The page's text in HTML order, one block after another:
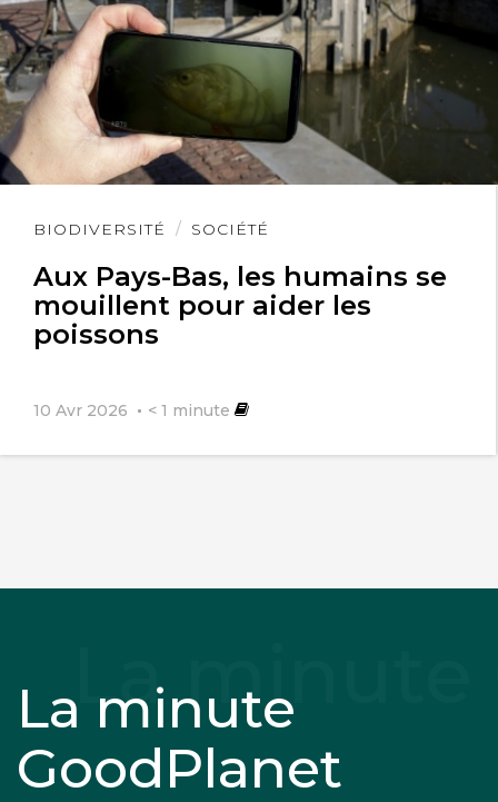
BIODIVERSITÉ SOCIÉTÉ
Aux Pays-Bas, les humains se
mouillent pour aider les
poissons
10 Avr 2026 < 1 minute
Lire
La minute
GoodPlanet